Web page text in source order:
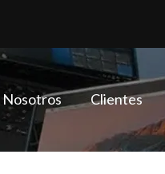
Nosotros Clientes